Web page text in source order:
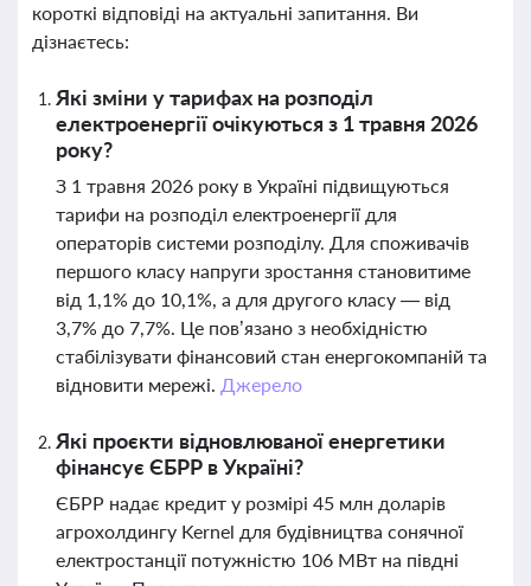
короткі відповіді на актуальні запитання. Ви
дізнаєтесь:
Які зміни у тарифах на розподіл
електроенергії очікуються з 1 травня 2026
року?
З 1 травня 2026 року в Україні підвищуються
тарифи на розподіл електроенергії для
операторів системи розподілу. Для споживачів
першого класу напруги зростання становитиме
від 1,1% до 10,1%, а для другого класу — від
3,7% до 7,7%. Це пов’язано з необхідністю
стабілізувати фінансовий стан енергокомпаній та
відновити мережі. Джерело
Які проєкти відновлюваної енергетики
фінансує ЄБРР в Україні?
ЄБРР надає кредит у розмірі 45 млн доларів
агрохолдингу Kernel для будівництва сонячної
електростанції потужністю 106 МВт на півдні